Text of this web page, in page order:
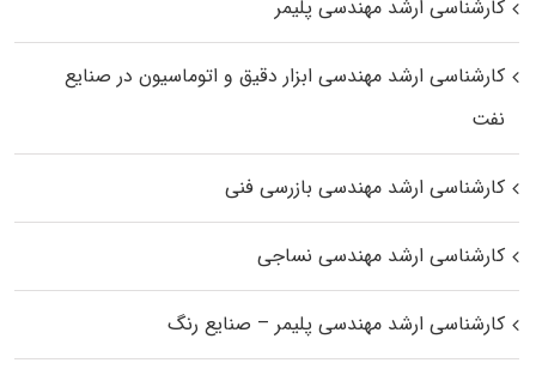
کارشناسی ارشد مهندسی پلیمر
کارشناسی ارشد مهندسی ابزار دقیق و اتوماسیون در صنایع
نفت
کارشناسی ارشد مهندسی بازرسی فنی
کارشناسی ارشد مهندسی نساجی
کارشناسی ارشد مهندسی پلیمر – صنایع رنگ